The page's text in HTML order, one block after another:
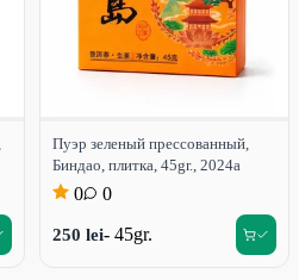
Пуэр зеленый прессованный,
Биндао, плитка, 45gr., 2024a
0 0
250 lei- 45gr.